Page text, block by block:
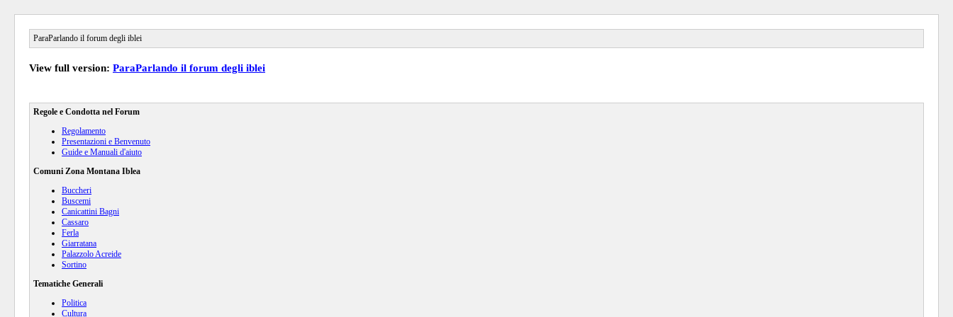
ParaParlando il forum degli iblei
View full version: ParaParlando il forum degli iblei
Regole e Condotta nel Forum
Regolamento
Presentazioni e Benvenuto
Guide e Manuali d'aiuto
Comuni Zona Montana Iblea
Buccheri
Buscemi
Canicattini Bagni
Cassaro
Ferla
Giarratana
Palazzolo Acreide
Sortino
Tematiche Generali
Politica
Cultura